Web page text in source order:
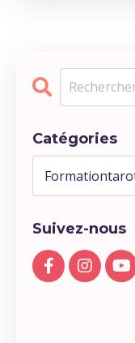
Catégories
Suivez-nous